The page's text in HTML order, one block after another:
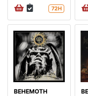
72H
BEHEMOTH